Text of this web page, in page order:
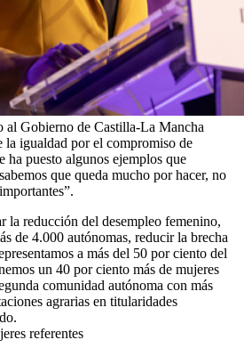
al Gobierno de Castilla-La Mancha
la igualdad por el compromiso de
ha puesto algunos ejemplos que
que queda mucho por hacer, no
la reducción del desempleo femenino,
de 4.000 autónomas, reducir la brecha
a más del 50 por ciento del
un 40 por ciento más de mujeres
comunidad autónoma con más
agrarias en titularidades
referentes